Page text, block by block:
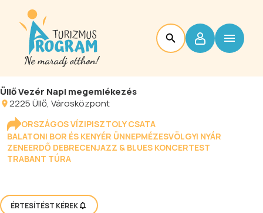
Üllő Vezér Napi megemlékezés
2225Üllő, Városközpont
ORSZÁGOS VÍZIPISZTOLY CSATA
BALATONI BOR ÉS KENYÉR ÜNNEPMÉZESVÖLGYI NYÁR
ZENEERDŐ DEBRECENJAZZ & BLUES KONCERTEST
TRABANT TÚRA
ÉRTESÍTÉST KÉREK